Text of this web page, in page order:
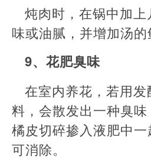
炖肉时，在锅中加
味或油腻，并增加汤的
9、花肥臭味
在室内养花，若用
料，会散发出一种臭
橘皮切碎掺入液肥中
可消除。